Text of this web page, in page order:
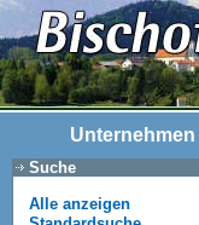
Unternehmen
Suche
Alle anzeigen